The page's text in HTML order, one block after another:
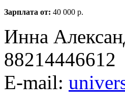
Зарплата от: 40 000 р.
Инна
88214446612
E-mail: